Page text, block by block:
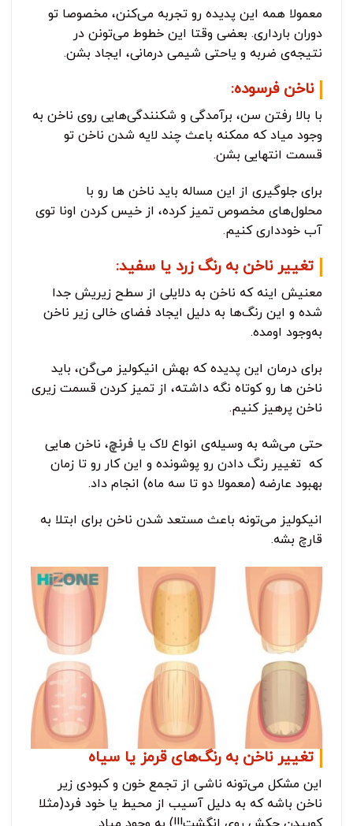
معمولا همه این پدیده رو تجربه می‌کنن، مخصوصا تو
دوران بارداری. بعضی وقتا این خطوط می‌تونن در
نتیجه‌ی ضربه و یاحتی شیمی درمانی، ایجاد بشن.
ناخن فرسوده:
با بالا رفتن سن، برآمدگی و شکنندگی‌هایی روی ناخن به
وجود میاد که ممکنه باعث چند لایه شدن ناخن تو
قسمت انتهایی بشن.
برای جلوگیری از این مساله باید ناخن ها رو با
محلول‌های مخصوص تمیز کرده، از خیس کردن اونا توی
آب خودداری کنیم.
تغییر ناخن به رنگ زرد یا سفید:
معنیش اینه که ناخن به دلایلی از سطح زیریش جدا
شده و این رنگ‌ها به دلیل ایجاد فضای خالی زیر ناخن
به‌وجود اومده.
برای درمان این پدیده که بهش انیکولیز می‌گن، باید
ناخن ها رو کوتاه نگه داشته، از تمیز کردن قسمت زیری
ناخن پرهیز کنیم.
حتی می‌شه به وسیله‌ی انواع لاک یا فرنچ، ناخن هایی
که تغییر رنگ دادن رو پوشونده و این کار رو تا زمان
بهبود عارضه (معمولا دو تا سه ماه) انجام داد.
انیکولیز می‌تونه باعث مستعد شدن ناخن برای ابتلا به
قارچ بشه.
تغییر ناخن به رنگ‌های قرمز یا سیاه
این مشکل می‌تونه ناشی از تجمع خون و کبودی زیر
ناخن باشه که به دلیل آسیب از محیط یا خود فرد(مثلا